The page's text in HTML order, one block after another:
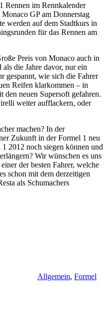
Rennen im Rennkalender
GP am Donnerstag
werden auf dem Stadtkurs in
für das Rennen am
Preis von Monaco auch in
die Jahre davor, nur ein
gespannt, wie sich die Fahrer
Reifen klarkommen – in
den neuen Supersoft gefahren.
weiter aufflackern, oder
machen? In der
Zukunft in der Formel 1 neu
2012 noch siegen können und
Wir wünschen es uns
der besten Fahrer, welche
schon mit dem derzeitigen
als Schumachers
Allgemein, Formel